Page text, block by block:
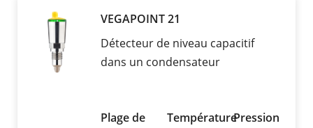
VEGAPOINT 21
Détecteur de niveau capacitif
dans un condensateur
Plage de
TempératurePression